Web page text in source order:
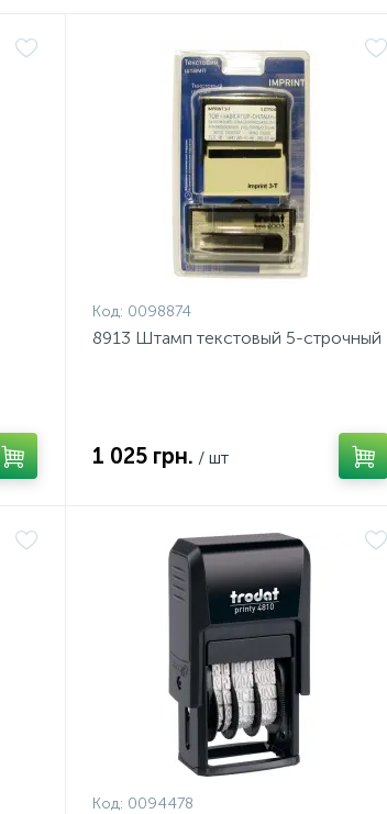
Код: 0098874
8913 Штамп текстовый 5-строчный
1 025 грн. / шт
Код: 0094478